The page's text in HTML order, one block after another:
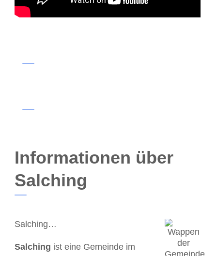
Informationen über
Salching
Salching…
Salching ist eine Gemeinde im